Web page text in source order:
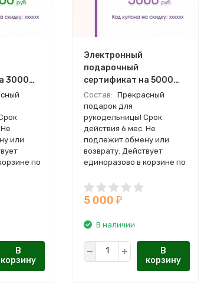
3000
или
по
email
В
корзину
Электронный
подарочный
сертификат на 5000
руб
Состав: Прекрасный
подарок для
рукодельницы! Срок
действия 6 мес. Не
подлежит обмену или
возврату. Действует
единоразово в корзине по
отправленному на email
5 000 ₽
В наличии
В
корзину